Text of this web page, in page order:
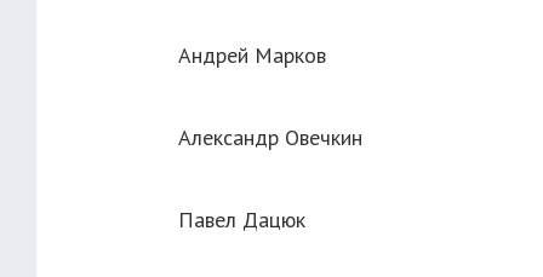
Андрей Марков
Александр Овечкин
Павел Дацюк